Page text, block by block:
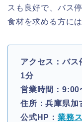
スも良好で、バス
食材を求める方に
アクセス：バス
1分
営業時間：9:00
住所：兵庫県加
公式HP： 業務